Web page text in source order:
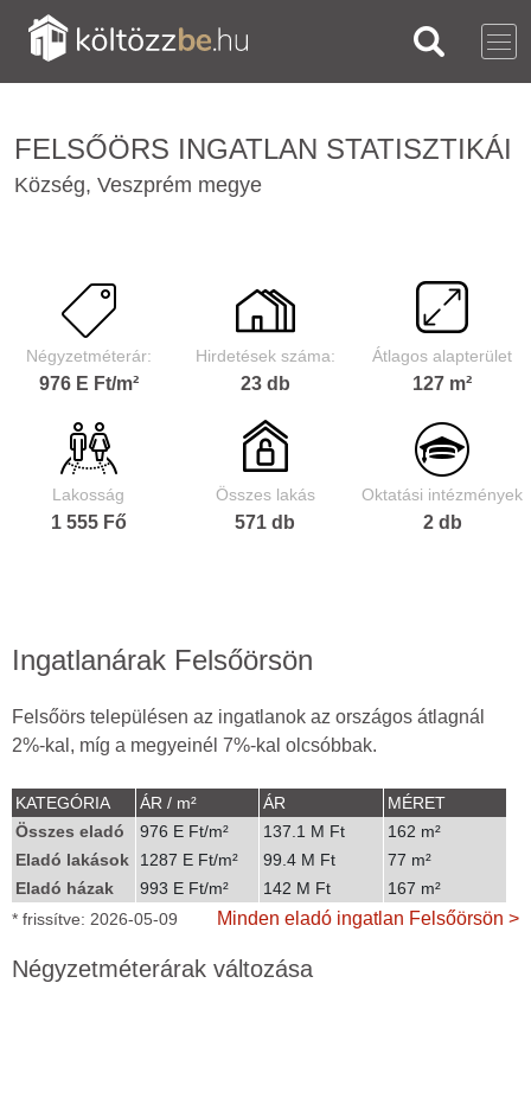
FELSŐÖRS INGATLAN STATISZTIKÁI
Község, Veszprém megye
Négyzetméterár:
976 E Ft/m²
Hirdetések száma:
23 db
Átlagos alapterület
127 m²
Lakosság
1 555 Fő
Összes lakás
571 db
Oktatási intézmények
2 db
Ingatlanárak Felsőörsön
Felsőörs településen az ingatlanok az országos átlagnál
2%-kal, míg a megyeinél 7%-kal olcsóbbak.
KATEGÓRIA ÁR / m² ÁR
MÉRET
Összes eladó
976 E Ft/m² 137.1 M Ft
162 m²
Eladó lakások
1287 E Ft/m² 99.4 M Ft
77 m²
Eladó házak
993 E Ft/m² 142 M Ft
167 m²
* frissítve: 2026-05-09
Minden eladó ingatlan Felsőörsön >
Négyzetméterárak változása